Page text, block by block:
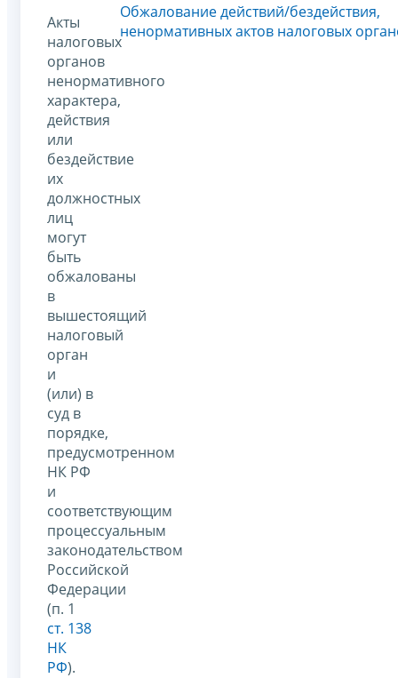
Акты
налоговых
органов
ненормативного
характера,
действия
или
бездействие
их
должностных
лиц
могут
быть
обжалованы
в
вышестоящий
налоговый
орган
и
(или) в
суд в
порядке,
предусмотренном
НК РФ
и
соответствующим
процессуальным
законодательством
Российской
Федерации
(п. 1
ст. 138
НК
РФ).
Обжалование действий/бездействия,
ненормативных актов налоговых